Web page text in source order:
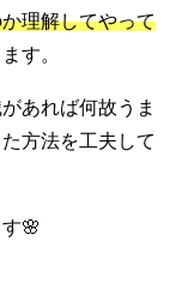
理解してやって
す。
あれば何故うま
方法を工夫して
🌸